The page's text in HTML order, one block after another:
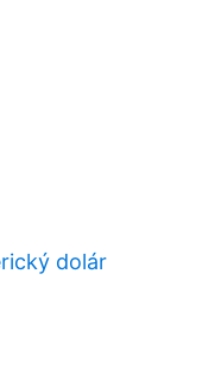
dolár